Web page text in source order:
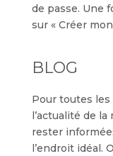
de passe. Une
sur « Créer
BLOG
Pour toutes
l’actualité de
rester
l’endroit idéal.